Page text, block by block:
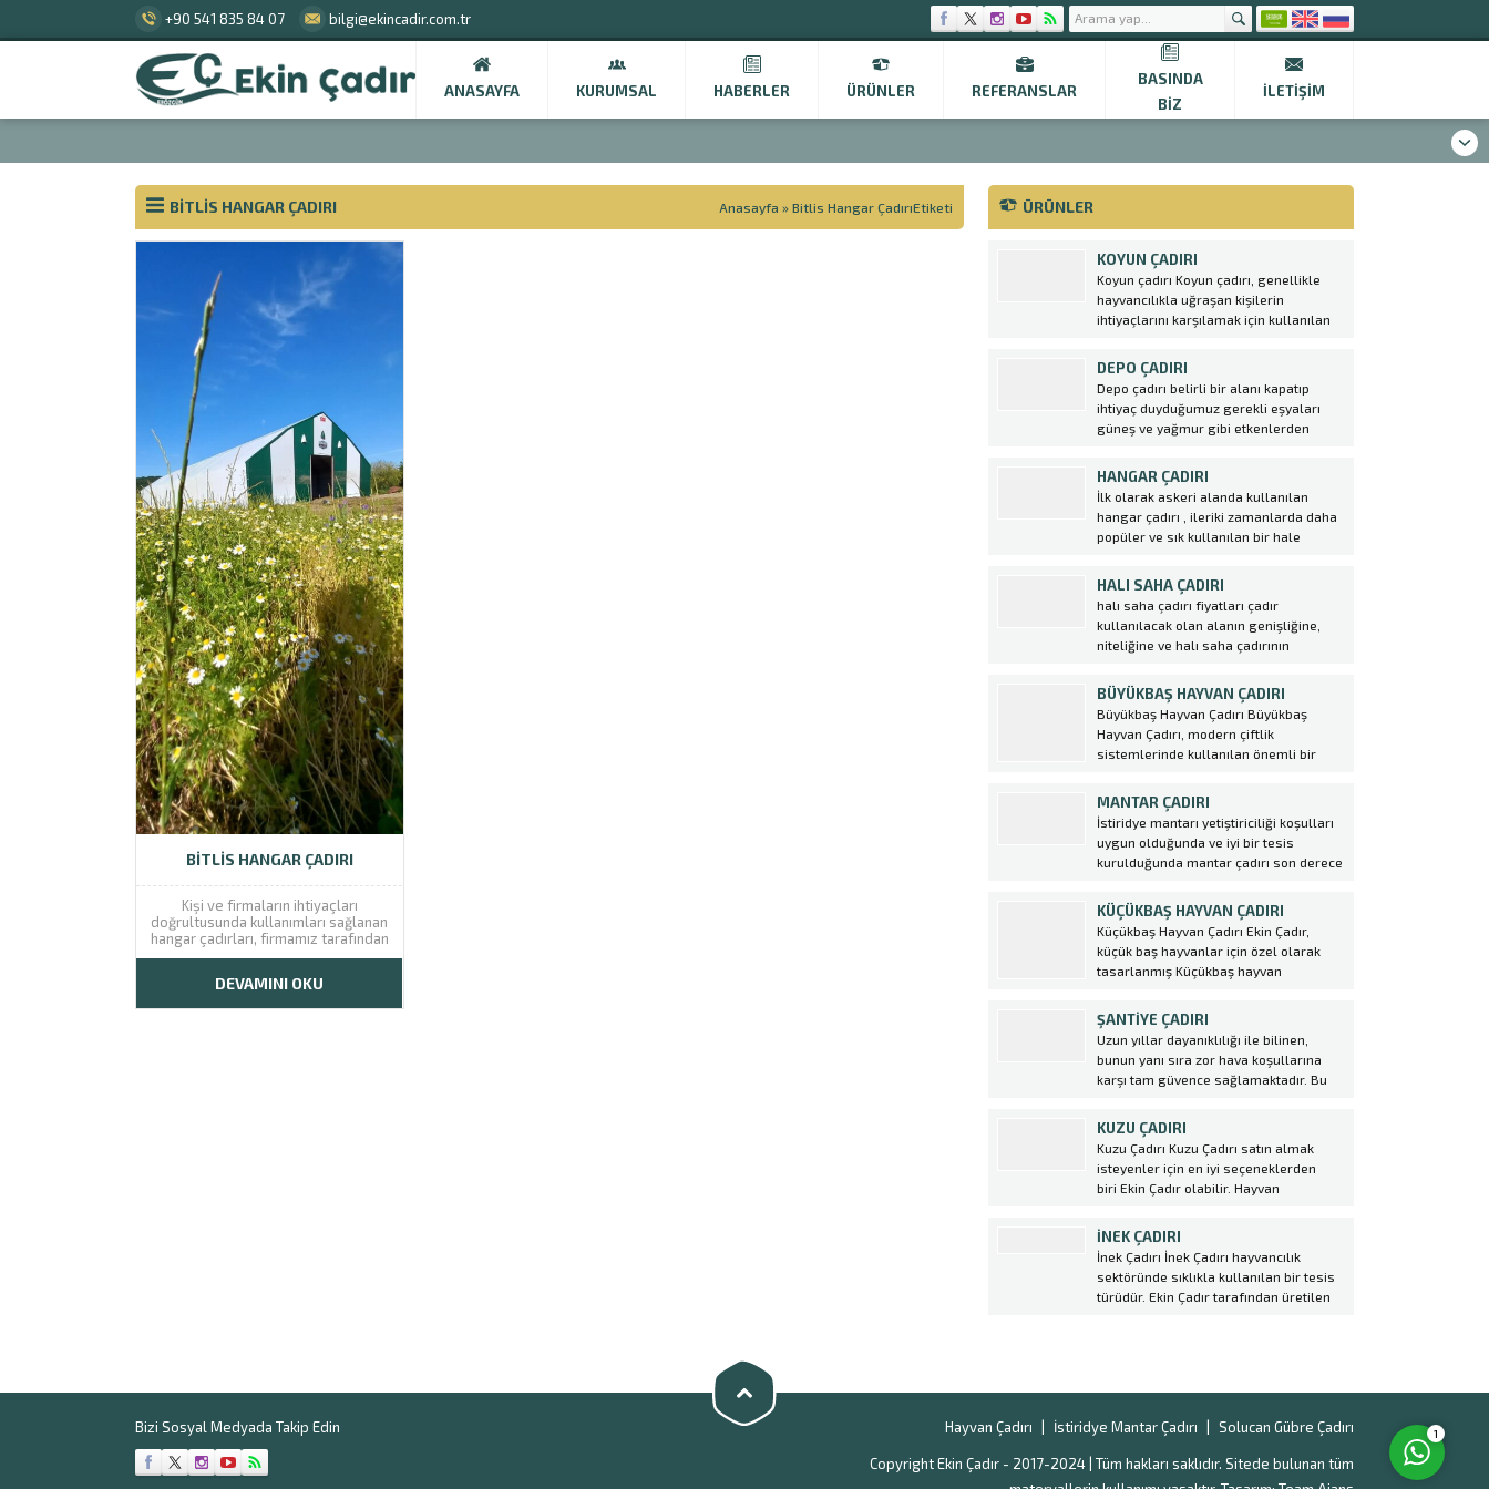
+90 541 835 84 07 bilgi@ekincadir.com.tr
ANASAYFA KURUMSAL HABERLER ÜRÜNLER REFERANSLAR
BASINDA
BIZ
İLETIŞIM
BITLIS HANGAR ÇADIRI Anasayfa » Bitlis Hangar ÇadırıEtiketi
BITLIS HANGAR ÇADIRI
Kişi ve firmaların ihtiyaçları
doğrultusunda kullanımları sağlanan
hangar çadırları, firmamız tarafından
özenle üretilmektedir. Farklı model
gerçekleştirilen hangar çadırları,
yakın il ve ilçelere gidilerek yine
DEVAMINI OKU
ÜRÜNLER
KOYUN ÇADIRI
Koyun çadırı Koyun çadırı, genellikle
hayvancılıkla uğraşan kişilerin
ihtiyaçlarını karşılamak için kullanılan
genellikle koyunların barınması ve
korunması amacıyla kullanılır. Ekin
Çadır tarafından üretilen koyun
çadırları, yüksek kaliteli malzemeler
kullanılarak dayanıklı ve uzun
DEPO ÇADIRI
Depo çadırı belirli bir alanı kapatıp
ihtiyaç duyduğumuz gerekli eşyaları
güneş ve yağmur gibi etkenlerden
sistemidir. Betonarme yapıların aksine
daha hızlı kurulum ve maliyetsiz bir
şartlarında çok prosedür gerektiren
yapılardır....
HANGAR ÇADIRI
İlk olarak askeri alanda kullanılan
hangar çadırı , ileriki zamanlarda daha
popüler ve sık kullanılan bir hale
kullanılmaya başlanmıştır. Özellikle de
konar göçer sektörlerde konteynırların
yerini alan hangar çadırı birçok avantajı
da beraberinde getirmektedir. hangar...
HALI SAHA ÇADIRI
halı saha çadırı fiyatları çadır
kullanılacak olan alanın genişliğine,
niteliğine ve halı saha çadırının
göstermektedir. Firmamız tarafından
üretilen halı saha çadırları hem gece
hem de gündüz aktiviteleri için engel
teşkil etmemektedir. Çadırlar
BÜYÜKBAŞ HAYVAN ÇADIRI
Büyükbaş Hayvan Çadırı Büyükbaş
Hayvan Çadırı, modern çiftlik
sistemlerinde kullanılan önemli bir
barınma ihtiyacını karşılayarak onların
sağlıklı bir şekilde beslenmesine
olanak sağlar. Ekin Çadır tarafından
üretilen bu çadırlar, dayanıklı ve uzun
ömürlü malzemelerden yapılmıştır.
MANTAR ÇADIRI
İstiridye mantarı yetiştiriciliği koşulları
uygun olduğunda ve iyi bir tesis
kurulduğunda mantar çadırı son derece
büyükşehirlerde daha fazladır. Kültür
mantarı, etin yerini tutabilecek kadar
yoğun protein deposudur. Et fiyatlarına
bakıldığında çok daha ucuz bir protein...
KÜÇÜKBAŞ HAYVAN ÇADIRI
Küçükbaş Hayvan Çadırı Ekin Çadır,
küçük baş hayvanlar için özel olarak
tasarlanmış Küçükbaş hayvan
hayvanların rahatça barınabileceği,
korunabileceği ve doğal şartlardan
etkilenmeden yetiştirilebileceği alanlar
sağlamaktadır. Küçükbaş hayvan
yetiştiriciliği yapan çiftçiler için hayvan
almak oldukça önemlidir....
ŞANTIYE ÇADIRI
Uzun yıllar dayanıklılığı ile bilinen,
bunun yanı sıra zor hava koşullarına
karşı tam güvence sağlamaktadır. Bu
olarak kullanılmaktadır. Şantiye
alanlarınızda her türlü gerek kısa
gerekse uzun vadeli olsun tüm
ihtiyaçlarınız için Ekin Çadır
olarak şantiye çadırı üretiyoruz....
KUZU ÇADIRI
Kuzu Çadırı Kuzu Çadırı satın almak
isteyenler için en iyi seçeneklerden
biri Ekin Çadır olabilir. Hayvan
firma, yüksek kaliteli malzemeler
kullanarak dayanıklı ve uzun ömürlü
çadırlar üretmektedir. Kuzu
çiftlik sahiplerine büyük avantajlar
İNEK ÇADIRI
İnek Çadırı İnek Çadırı hayvancılık
sektöründe sıklıkla kullanılan bir tesis
türüdür. Ekin Çadır tarafından üretilen
noktalar vardır. Öncelikle hayvan
sayısına ve ihtiyaca uygun bir...
Bizi Sosyal Medyada Takip Edin Hayvan Çadırı İstiridye Mantar Çadırı Solucan Gübre Çadırı
Copyright Ekin Çadır - 2017-2024 | Tüm hakları saklıdır. Sitede bulunan tüm
1